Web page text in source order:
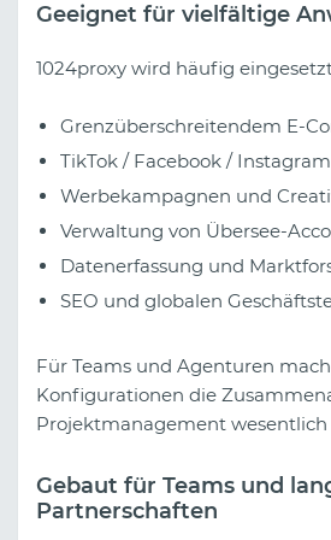
Geeignet für vielfältige
1024proxy wird häufig
Grenzüberschreitendem E-
TikTok / Facebook /
Werbekampagnen und
Verwaltung von Übersee-
Datenerfassung und
SEO und globalen
Für Teams und Agenturen
Konfigurationen die
Projektmanagement
Gebaut für Teams und
Partnerschaften